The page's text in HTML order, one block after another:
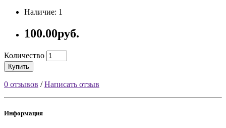
Наличие: 1
100.00руб.
Количество
Купить
0 отзывов /Написать отзыв
Информация